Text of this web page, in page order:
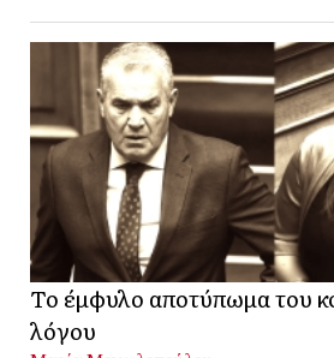
Το έμφυλο αποτύπωμα του
λόγου